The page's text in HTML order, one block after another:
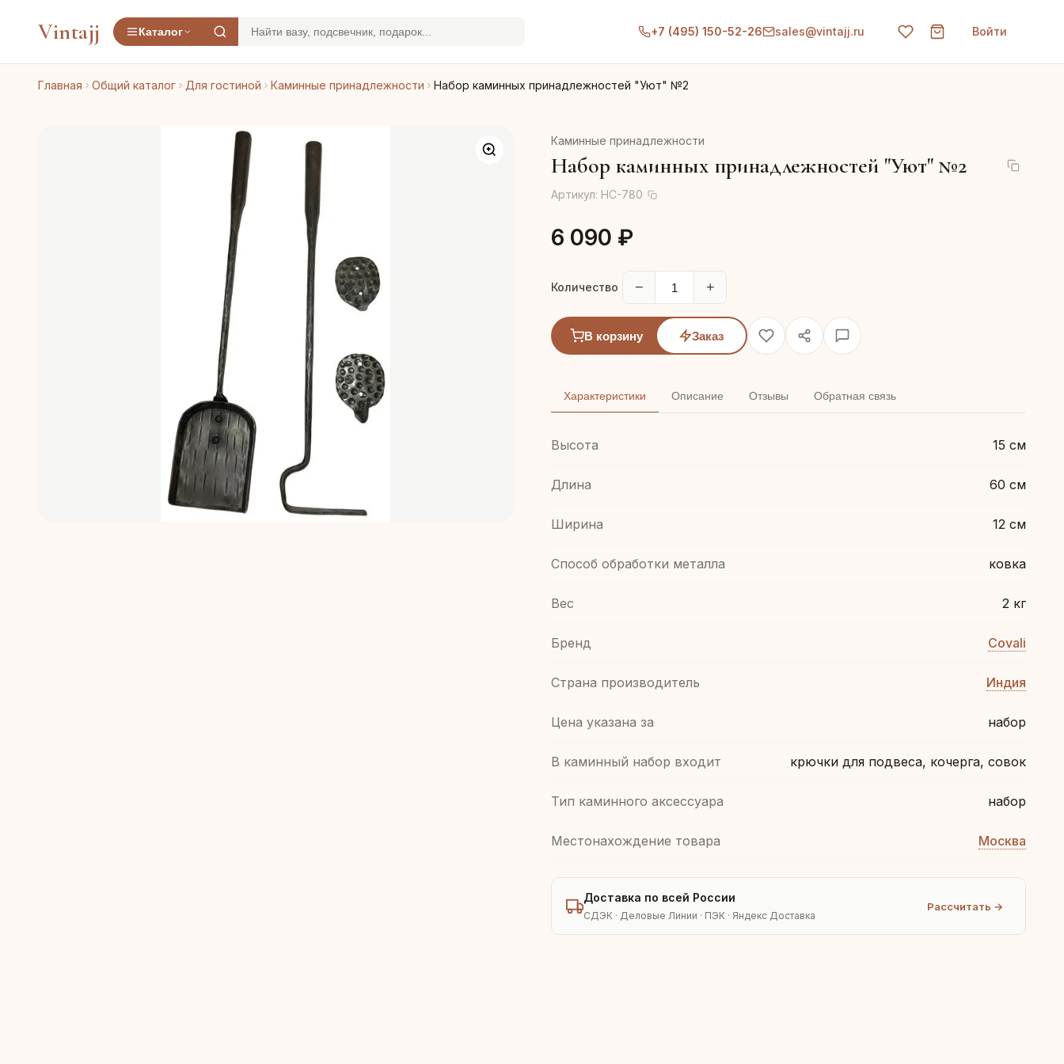
Vintajj Каталог +7 (495) 150-52-26 sales@vintajj.ru Войти
Главная Общий каталог Для гостиной Каминные принадлежности Набор каминных принадлежностей "Уют" №2
Каминные принадлежности
Набор каминных принадлежностей "Уют" №2
Артикул: HC-780
6 090 ₽
Количество − +
В корзину Заказ
Характеристики Описание Отзывы Обратная связь
Высота 15 см
Длина 60 см
Ширина 12 см
Способ обработки металла ковка
Вес 2 кг
Бренд Covali
Страна производитель Индия
Цена указана за набор
В каминный набор входит крючки для подвеса, кочерга, совок
Тип каминного аксессуара набор
Местонахождение товара Москва
Доставка по всей России
СДЭК · Деловые Линии · ПЭК · Яндекс Доставка
Рассчитать →